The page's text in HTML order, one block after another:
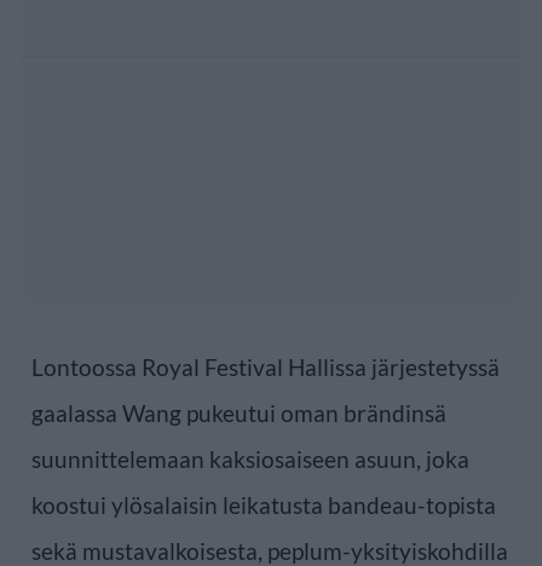
Lontoossa Royal Festival Hallissa järjestetyssä
gaalassa Wang pukeutui oman brändinsä
suunnittelemaan kaksiosaiseen asuun, joka
koostui ylösalaisin leikatusta bandeau-topista
sekä mustavalkoisesta, peplum-yksityiskohdilla